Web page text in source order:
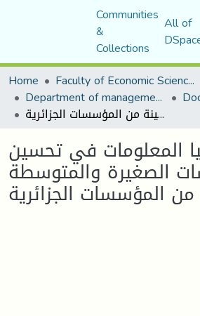
Communities
&
Collections
All of
Home
Faculty of Economic Sciences, Commerce and Management Sciences
Department of management sciences
دور تكنولوجيا المعلومات في تحسين أداء المؤسسات الصغيرة والمتوسطة دراسة عينة من المؤسسات الجزائرية.
المعلومات في تحسين
الصغيرة والمتوسطة